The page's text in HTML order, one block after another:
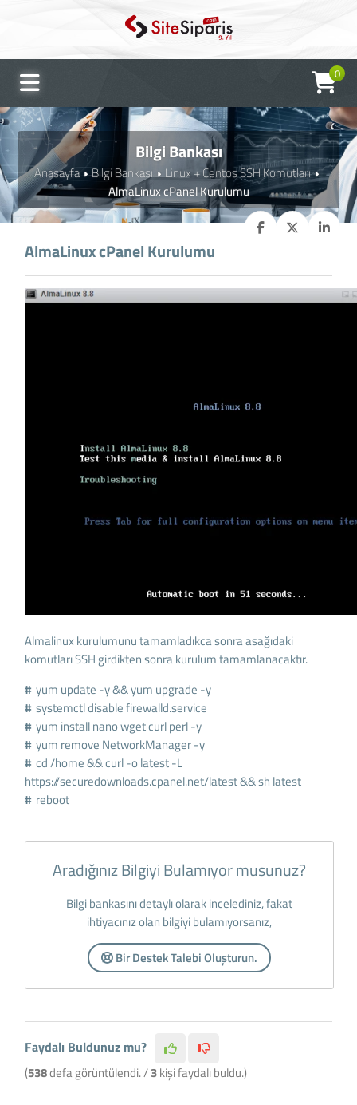
0
Bilgi Bankası
Anasayfa Bilgi Bankası
Linux + Centos SSH Komutları
AlmaLinux cPanel Kurulumu
AlmaLinux cPanel Kurulumu
Almalinux kurulumunu tamamladıkca sonra asağıdaki
komutları SSH girdikten sonra kurulum tamamlanacaktır.
#yum update -y && yum upgrade -y
#systemctldisablefirewalld.service
# yum install nano wget curl perl -y
#yum remove NetworkManager -y
#cd/home && curl -o latest -L
https://securedownloads.cpanel.net/latest && sh latest
#reboot
Aradığınız Bilgiyi Bulamıyor musunuz?
Bilgi bankasını detaylı olarak incelediniz, fakat
ihtiyacınız olan bilgiyi bulamıyorsanız,
Bir Destek Talebi Oluşturun.
Faydalı Buldunuz mu?
(538defa görüntülendi. /3kişi faydalı buldu.)